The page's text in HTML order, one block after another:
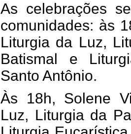
As celebrações
comunidades: às
Liturgia da Luz,
Batismal e
Santo Antônio.
Às 18h, Solene
Luz, Liturgia da